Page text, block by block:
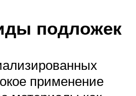
подложек
применение